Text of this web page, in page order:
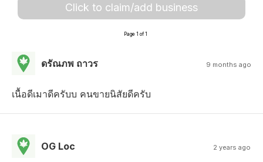
Click to claim/add business
Page 1 of 1
ดรัณภพ ถาวร 9 months ago
เนื้อดีเมาดีครับบ คนขายนิสัยดีครับ
OG Loc 2 years ago